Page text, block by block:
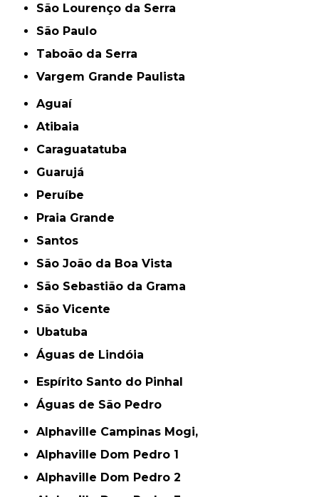
São Lourenço da Serra
São Paulo
Taboão da Serra
Vargem Grande Paulista
Aguaí
Atibaia
Caraguatatuba
Guarujá
Peruíbe
Praia Grande
Santos
São João da Boa Vista
São Sebastião da Grama
São Vicente
Ubatuba
Águas de Lindóia
Espírito Santo do Pinhal
Águas de São Pedro
Alphaville Campinas Mogi,
Alphaville Dom Pedro 1
Alphaville Dom Pedro 2